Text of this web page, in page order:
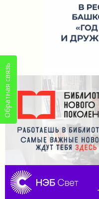
Обратная связь